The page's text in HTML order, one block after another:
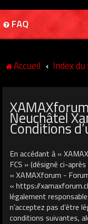
FAQ
Accueil Index
Neuchâtel
Conditions
En accédant à «
FCS » (désigné ci-
« XAMAXforum -
« https://
légalement
n’acceptez pas d’être
conditions suivantes,